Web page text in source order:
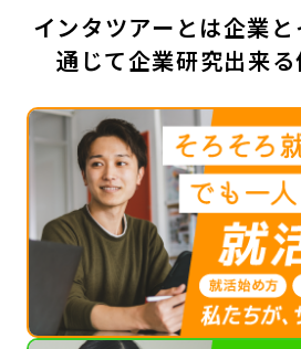
インタツアーとは企業
通じて企業研究出来る